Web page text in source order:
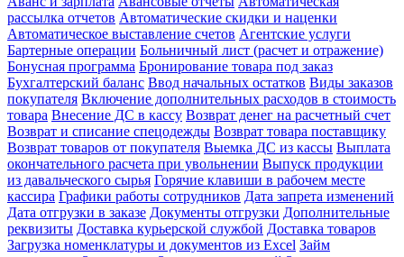
рассылка отчетов Автоматические скидки и наценки
Автоматическое выставление счетов Агентские услуги
Бартерные операции Больничный лист (расчет и отражение)
Бонусная программа Бронирование товара под заказ
Бухгалтерский баланс Ввод начальных остатков Виды заказов
покупателя Включение дополнительных расходов в стоимость
товара Внесение ДС в кассу Возврат денег на расчетный счет
Возврат и списание спецодежды Возврат товара поставщику
Возврат товаров от покупателя Выемка ДС из кассы Выплата
окончательного расчета при увольнении Выпуск продукции
из давальческого сырья Горячие клавиши в рабочем месте
кассира Графики работы сотрудников Дата запрета изменений
Дата отгрузки в заказе Документы отгрузки Дополнительные
реквизиты Доставка курьерской службой Доставка товаров
Загрузка номенклатуры и документов из Excel Займ